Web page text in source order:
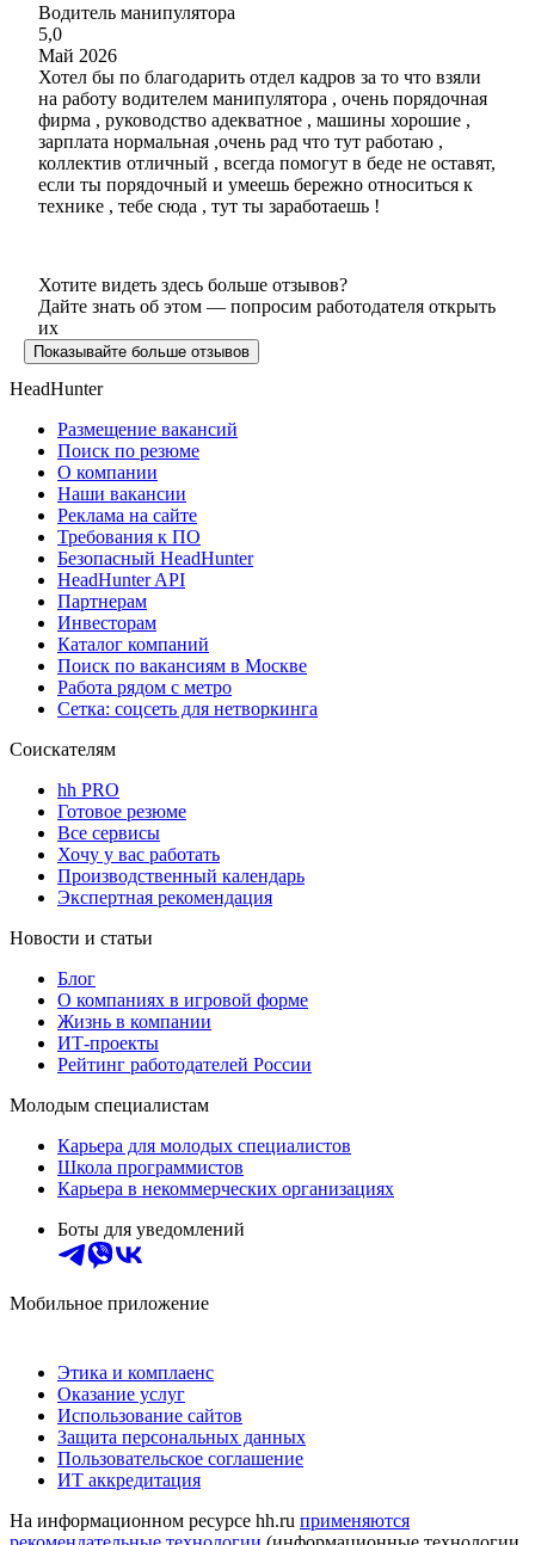
Водитель манипулятора
5,0
Май 2026
Хотел бы по благодарить отдел кадров за то что взяли
на работу водителем манипулятора , очень порядочная
фирма , руководство адекватное , машины хорошие ,
зарплата нормальная ,очень рад что тут работаю ,
коллектив отличный , всегда помогут в беде не оставят,
если ты порядочный и умеешь бережно относиться к
технике , тебе сюда , тут ты заработаешь !
Хотите видеть здесь больше отзывов?
Дайте знать об этом — попросим работодателя открыть
их
Показывайте больше отзывов
HeadHunter
Размещение вакансий
Поиск по резюме
О компании
Наши вакансии
Реклама на сайте
Требования к ПО
Безопасный HeadHunter
HeadHunter API
Партнерам
Инвесторам
Каталог компаний
Поиск по вакансиям в Москве
Работа рядом с метро
Сетка: соцсеть для нетворкинга
Соискателям
hh PRO
Готовое резюме
Все сервисы
Хочу у вас работать
Производственный календарь
Экспертная рекомендация
Новости и статьи
Блог
О компаниях в игровой форме
Жизнь в компании
ИТ-проекты
Рейтинг работодателей России
Молодым специалистам
Карьера для молодых специалистов
Школа программистов
Карьера в некоммерческих организациях
Боты для уведомлений
Мобильное приложение
Этика и комплаенс
Оказание услуг
Использование сайтов
Защита персональных данных
Пользовательское соглашение
ИТ аккредитация
На информационном ресурсе hh.ru применяются